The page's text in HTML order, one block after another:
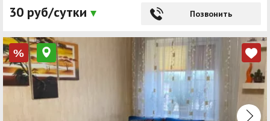
30 руб/сутки Позвонить
%